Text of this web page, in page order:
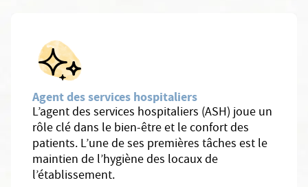
Agent des services hospitaliers
L’agent des services hospitaliers (ASH) joue un
rôle clé dans le bien-être et le confort des
patients. L’une de ses premières tâches est le
maintien de l’hygiène des locaux de
l’établissement.